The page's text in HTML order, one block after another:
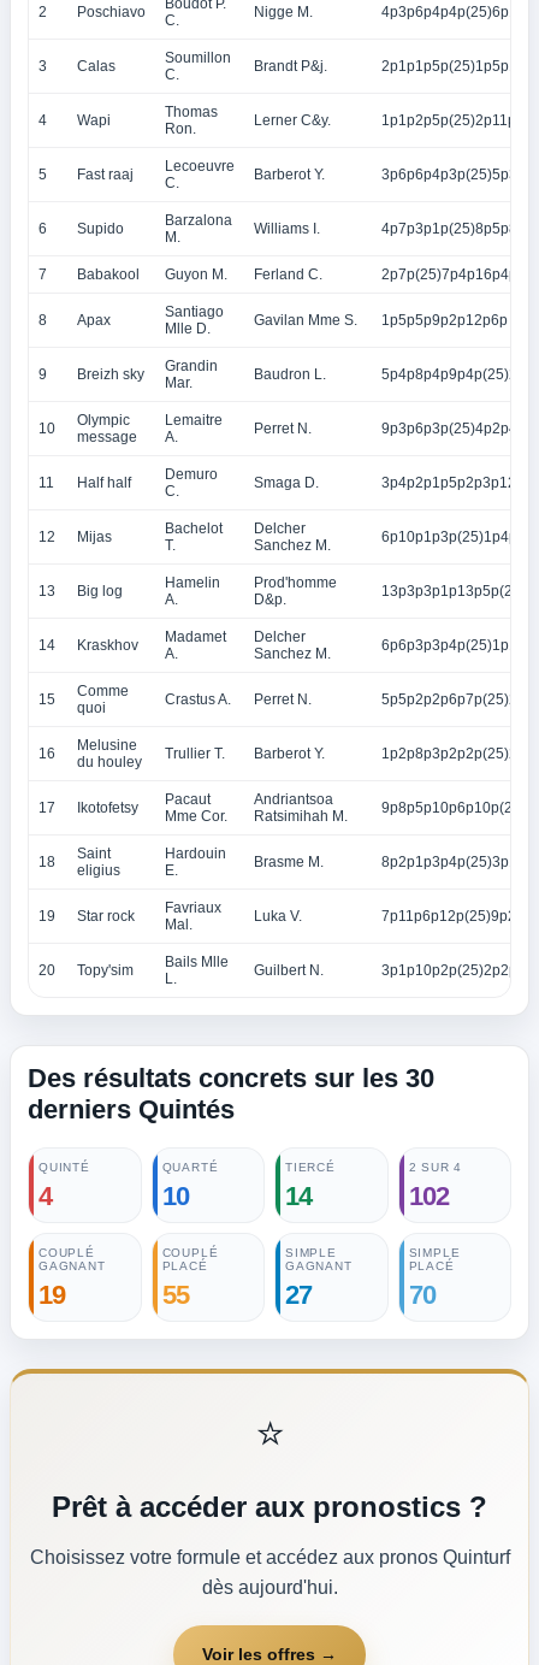
2 Poschiavo
Boudot P.
C.
Nigge M.
3 Calas
Soumillon
C.
Brandt P&j. 2p1p1p5p(25)1p5p13p
4 Wapi
Thomas
Ron.
Lerner C&y. 1p1p2p5p(25)2p11p9p
5 Fast raaj
Lecoeuvre
C.
Barberot Y.
6 Supido
Barzalona
M.
Williams I. 4p7p3p1p(25)8p5p8p
7 Babakool Guyon M. Ferland C. 2p7p(25)7p4p16p4p6p
8 Apax
Santiago
Mlle D.
Gavilan Mme S. 1p5p5p9p2p12p6p
9 Breizh sky
Grandin
Mar.
Baudron L.
10
Olympic
message
Lemaitre
A.
Perret N.
11 Half half
Demuro
C.
Smaga D. 3p4p2p1p5p2p3p12p
12 Mijas
Bachelot
T.
Delcher
Sanchez M.
6p10p1p3p(25)1p4p2p
13 Big log
Hamelin
A.
Prod'homme
D&p.
14 Kraskhov
Madamet
A.
Delcher
Sanchez M.
6p6p3p3p4p(25)1p11p
15
Comme
quoi
Crastus A. Perret N. 5p5p2p2p6p7p(25)2p
16
Melusine
du houley
Trullier T. Barberot Y.
17 Ikotofetsy
Pacaut
Mme Cor.
Andriantsoa
Ratsimihah M.
18
Saint
eligius
Hardouin
E.
Brasme M.
19 Star rock
Favriaux
Mal.
Luka V.
20 Topy'sim
Bails Mlle
L.
Guilbert N. 3p1p10p2p(25)2p2p1p
Des résultats concrets sur les 30
derniers Quintés
QUINTÉ
4
QUARTÉ
10
TIERCÉ
14
2 SUR 4
102
COUPLÉ
GAGNANT
19
COUPLÉ
PLACÉ
55
SIMPLE
GAGNANT
27
SIMPLE
PLACÉ
70
⭐
Prêt à accéder aux pronostics ?
Choisissez votre formule et accédez aux pronos Quinturf
dès aujourd'hui.
Voir les offres →